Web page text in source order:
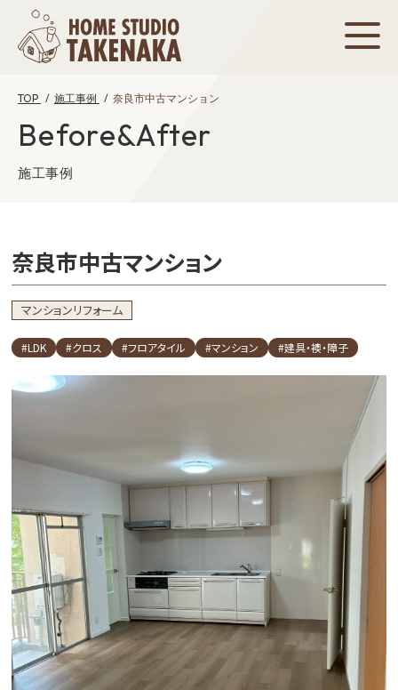
TOP 施工事例 奈良市中古マンション
Before&After
施工事例
奈良市中古マンション
マンションリフォーム
#LDK #クロス #フロアタイル #マンション #建具・襖・障子